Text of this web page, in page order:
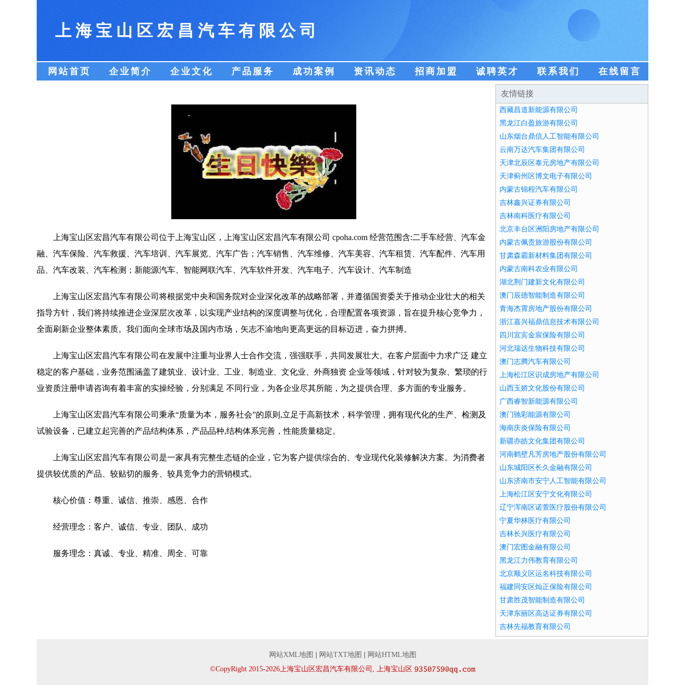
上海宝山区宏昌汽车有限公司
网站首页 企业简介 企业文化 产品服务 成功案例 资讯动态 招商加盟 诚聘英才 联系我们 在线留言
上海宝山区宏昌汽车有限公司位于上海宝山区，上海宝山区宏昌汽车有限公司 cpoha.com 经营范围含:二手车经营、汽车金
融、汽车保险、汽车救援、汽车培训、汽车展览、汽车广告；汽车销售、汽车维修、汽车美容、汽车租赁、汽车配件、汽车用
品、汽车改装、汽车检测；新能源汽车、智能网联汽车、汽车软件开发、汽车电子、汽车设计、汽车制造
上海宝山区宏昌汽车有限公司将根据党中央和国务院对企业深化改革的战略部署，并遵循国资委关于推动企业壮大的相关
指导方针，我们将持续推进企业深层次改革，以实现产业结构的深度调整与优化，合理配置各项资源，旨在提升核心竞争力，
全面刷新企业整体素质。我们面向全球市场及国内市场，矢志不渝地向更高更远的目标迈进，奋力拼搏。
上海宝山区宏昌汽车有限公司在发展中注重与业界人士合作交流，强强联手，共同发展壮大。在客户层面中力求广泛 建立
稳定的客户基础，业务范围涵盖了建筑业、设计业、工业、制造业、文化业、外商独资 企业等领域，针对较为复杂、繁琐的行
业资质注册申请咨询有着丰富的实操经验，分别满足 不同行业，为各企业尽其所能，为之提供合理、多方面的专业服务。
上海宝山区宏昌汽车有限公司秉承“质量为本，服务社会”的原则,立足于高新技术，科学管理，拥有现代化的生产、检测及
试验设备，已建立起完善的产品结构体系，产品品种,结构体系完善，性能质量稳定。
上海宝山区宏昌汽车有限公司是一家具有完整生态链的企业，它为客户提供综合的、专业现代化装修解决方案。为消费者
提供较优质的产品、较贴切的服务、较具竞争力的营销模式。
核心价值：尊重、诚信、推崇、感恩、合作
经营理念：客户、诚信、专业、团队、成功
服务理念：真诚、专业、精准、周全、可靠
友情链接
西藏昌道新能源有限公司
黑龙江白盈旅游有限公司
山东烟台鼎信人工智能有限公司
云南万达汽车集团有限公司
天津北辰区泰元房地产有限公司
天津蓟州区博文电子有限公司
内蒙古锦程汽车有限公司
吉林鑫兴证券有限公司
吉林南科医疗有限公司
北京丰台区洲阳房地产有限公司
内蒙古佩贵旅游股份有限公司
甘肃森霸新材料集团有限公司
内蒙古南科农业有限公司
湖北荆门建新文化有限公司
澳门辰德智能制造有限公司
青海杰霄房地产股份有限公司
浙江嘉兴福鼎信息技术有限公司
四川宜宾金宸保险有限公司
河北瑞达生物科技有限公司
澳门志腾汽车有限公司
上海松江区识成房地产有限公司
山西玉娇文化股份有限公司
广西睿智新能源有限公司
澳门驰彩能源有限公司
海南庆炎保险有限公司
新疆亦皓文化集团有限公司
河南鹤壁凡芳房地产股份有限公司
山东城阳区长久金融有限公司
山东济南市安宁人工智能有限公司
上海松江区安宁文化有限公司
辽宁浑南区诺萱医疗股份有限公司
宁夏华林医疗有限公司
吉林长兴医疗有限公司
澳门宏图金融有限公司
黑龙江力伟教育有限公司
北京顺义区运名科技有限公司
福建同安区灿正保险有限公司
甘肃胜茂智能制造有限公司
天津东丽区高达证券有限公司
吉林先福教育有限公司
网站XML地图 网站TXT地图
网站HTML地图
©CopyRight 2015-2026上海宝山区宏昌汽车有限公司, 上海宝山区